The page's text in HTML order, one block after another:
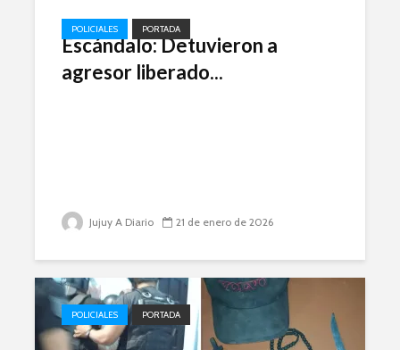
POLICIALES PORTADA
Escándalo: Detuvieron a
agresor liberado...
Jujuy A Diario 21 de enero de 2026
POLICIALES PORTADA